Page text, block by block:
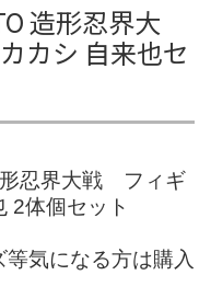
造形忍界大
カシ 自来也セ
忍界大戦 フィギ
体個セット
気になる方は購入